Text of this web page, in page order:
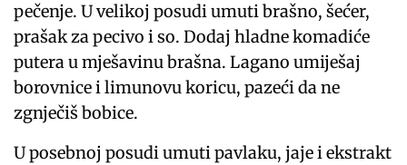
pečenje. U velikoj posudi umuti brašno, šećer,
prašak za pecivo i so. Dodaj hladne komadiće
putera u mješavinu brašna. Lagano umiješaj
borovnice i limunovu koricu, pazeći da ne
zgnječiš bobice.
U posebnoj posudi umuti pavlaku, jaje i ekstrakt